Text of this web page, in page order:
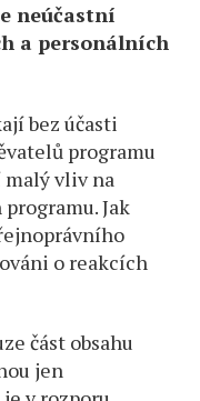
neúčastní
a personálních
bez účasti
programu
malý vliv na
Jak
o reakcích
část obsahu
jen